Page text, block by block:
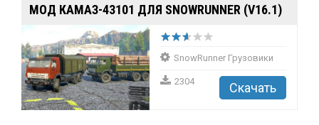
МОД КАМАЗ-43101 ДЛЯ SNOWRUNNER (V16.1)
SnowRunner Грузовики
2304 Скачать